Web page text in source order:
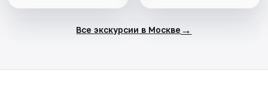
Все экскурсии в Москве →